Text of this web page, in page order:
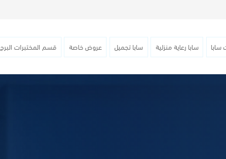
سابا سابا رعاية منزلية سابا تجميل عروض خاصة قسم المختبرات البرج